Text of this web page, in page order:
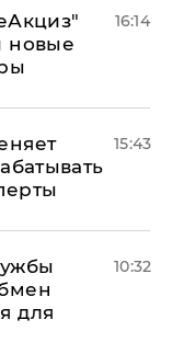
новые
16:14
15:43
для
10:32